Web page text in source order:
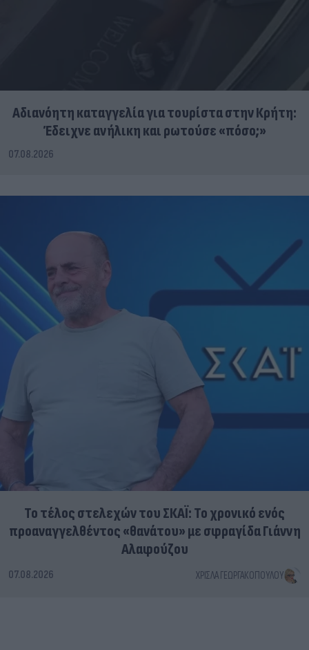
Αδιανόητη καταγγελία για τουρίστα στην Κρήτη:
Έδειχνε ανήλικη και ρωτούσε «πόσο;»
07.08.2026
Το τέλος στελεχών του ΣΚΑΪ: Το χρονικό ενός
προαναγγελθέντος «θανάτου» με σφραγίδα Γιάννη
Αλαφούζου
07.08.2026 ΧΡΊΣΛΑ ΓΕΩΡΓΑΚΟΠΟΎΛΟΥ